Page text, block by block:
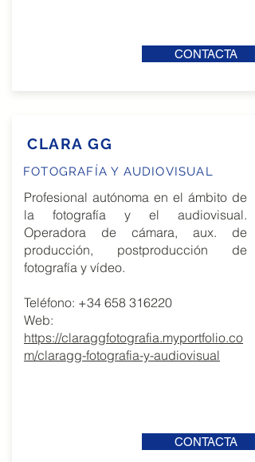
CONTACTA
CLARA GG
FOTOGRAFÍA Y AUDIOVISUAL
Profesional autónoma en el ámbito de
la fotografía y el audiovisual.
Operadora de cámara, aux. de
producción, postproducción de
fotografía y vídeo.
Teléfono: +34 658 316220
Web:
https://claraggfotografia.myportfolio.co
m/claragg-fotografia-y-audiovisual
CONTACTA